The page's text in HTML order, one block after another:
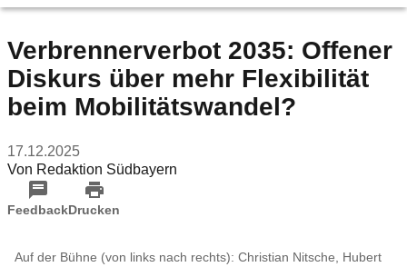
Geschäftsstellen & Reisebüros
Sicherheit
Verbrennerverbot 2035: Offener
Diskurs über mehr Flexibilität
beim Mobilitätswandel?
17.12.2025
Von Redaktion Südbayern
FeedbackDrucken
Auf der Bühne (von links nach rechts): Christian Nitsche, Hubert